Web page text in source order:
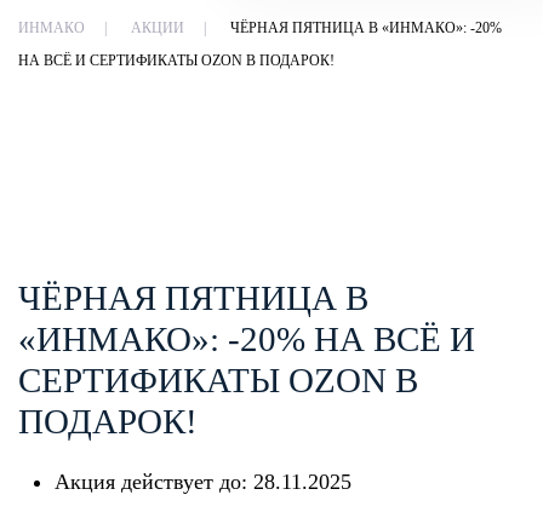
ИНМАКО АКЦИИ
ЧЁРНАЯ ПЯТНИЦА В «ИНМАКО»: -20%
НА ВСЁ И СЕРТИФИКАТЫ OZON В ПОДАРОК!
ЧЁРНАЯ ПЯТНИЦА В
«ИНМАКО»: -20% НА ВСЁ И
СЕРТИФИКАТЫ OZON В
ПОДАРОК!
Акция действует до: 28.11.2025